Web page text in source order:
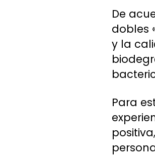
De
dobles
y la
Para